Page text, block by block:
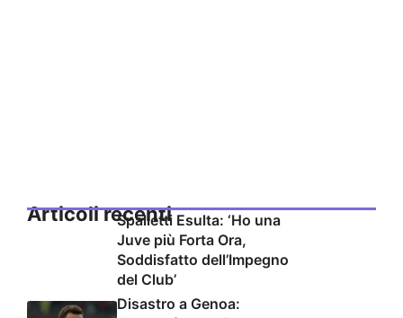
Articoli recentiSpalletti Esulta: ‘Ho una
Juve più Forta Ora,
Soddisfatto dell’Impegno
del Club’
Disastro a Genoa: